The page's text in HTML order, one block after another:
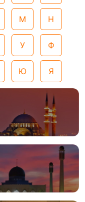
М Н
У Ф
Ю Я